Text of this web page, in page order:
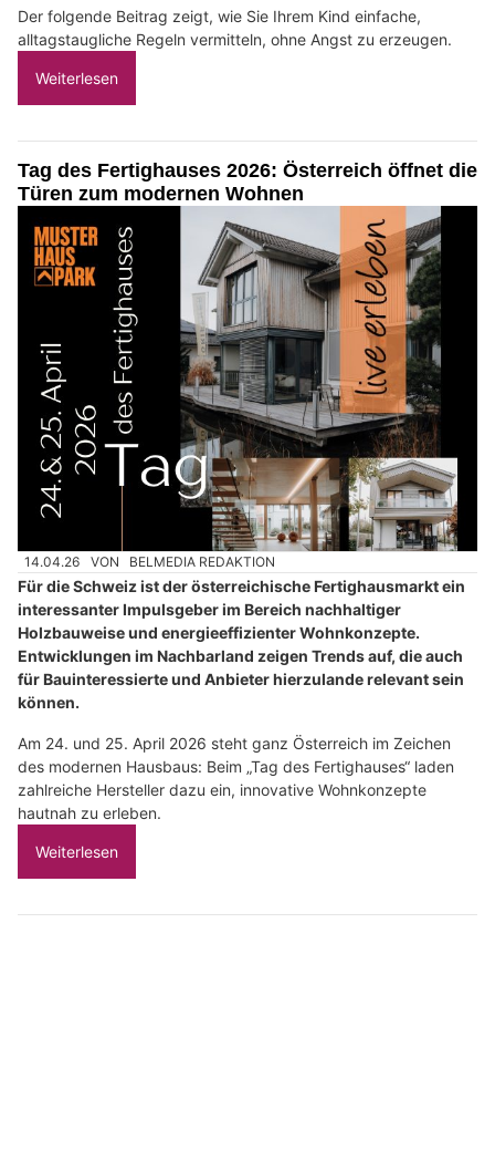
Der folgende Beitrag zeigt, wie Sie Ihrem Kind einfache,
alltagstaugliche Regeln vermitteln, ohne Angst zu erzeugen.
Weiterlesen
Tag des Fertighauses 2026: Österreich öffnet die
Türen zum modernen Wohnen
14.04.26 VON BELMEDIA REDAKTION
Für die Schweiz ist der österreichische Fertighausmarkt ein
interessanter Impulsgeber im Bereich nachhaltiger
Holzbauweise und energieeffizienter Wohnkonzepte.
Entwicklungen im Nachbarland zeigen Trends auf, die auch
für Bauinteressierte und Anbieter hierzulande relevant sein
können.
Am 24. und 25. April 2026 steht ganz Österreich im Zeichen
des modernen Hausbaus: Beim „Tag des Fertighauses“ laden
zahlreiche Hersteller dazu ein, innovative Wohnkonzepte
hautnah zu erleben.
Weiterlesen